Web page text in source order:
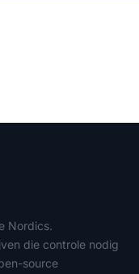
Nordics.
die controle nodig
source